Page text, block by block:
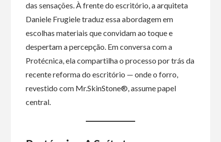
das sensações. À frente do escritório, a arquiteta
Daniele Frugiele traduz essa abordagem em
escolhas materiais que convidam ao toque e
despertam a percepção. Em conversa com a
Protécnica, ela compartilha o processo por trás da
recente reforma do escritório — onde o forro,
revestido com Mr.SkinStone®, assume papel
central.